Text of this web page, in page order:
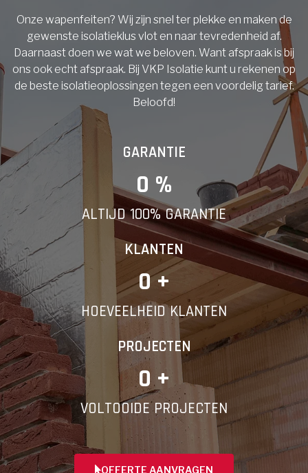
Onze wapenfeiten? Wij zijn snel ter plekke en maken de
gewenste isolatieklus vlot en naar tevredenheid af.
Daarnaast doen we wat we beloven. Want afspraak is bij
ons ook echt afspraak. Bij VKP Isolatie kunt u rekenen op
de beste isolatieoplossingen tegen een voordelig tarief.
Beloofd!
GARANTIE
0 %
ALTIJD 100% GARANTIE
KLANTEN
0 +
HOEVEELHEID KLANTEN
PROJECTEN
0 +
VOLTOOIDE PROJECTEN
OFFERTE AANVRAGEN